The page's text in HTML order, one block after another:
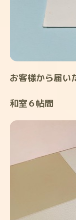
お客様から届い
和室６帖間